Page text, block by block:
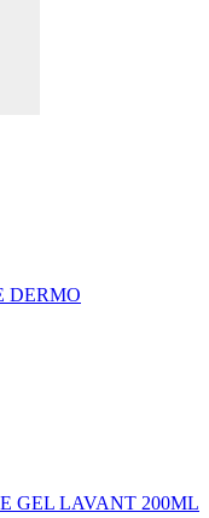
DERMO
GEL LAVANT 200ML